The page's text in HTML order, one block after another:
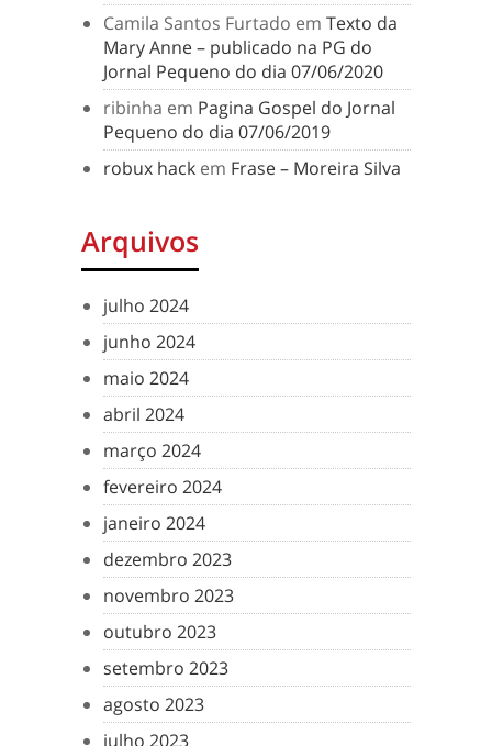
Camila Santos Furtado em Texto da
Mary Anne – publicado na PG do
Jornal Pequeno do dia 07/06/2020
ribinha em Pagina Gospel do Jornal
Pequeno do dia 07/06/2019
robux hack em Frase – Moreira Silva
Arquivos
julho 2024
junho 2024
maio 2024
abril 2024
março 2024
fevereiro 2024
janeiro 2024
dezembro 2023
novembro 2023
outubro 2023
setembro 2023
agosto 2023
julho 2023